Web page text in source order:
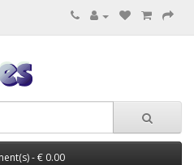
- € 0.00